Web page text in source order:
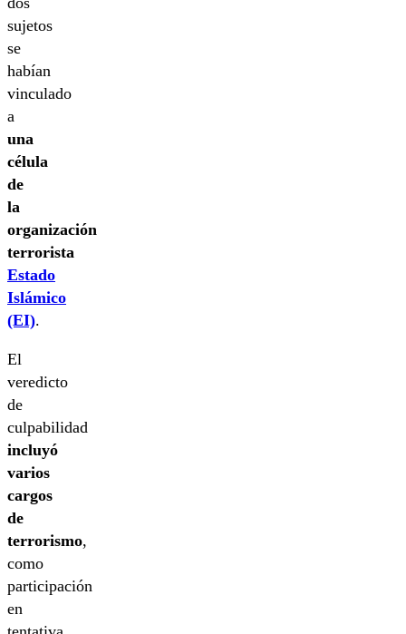
sujetos
se
habían
vinculado
a
una
célula
de
la
organización
terrorista
Estado
Islámico
(EI).
El
veredicto
de
culpabilidad
incluyó
varios
cargos
de
terrorismo,
como
participación
en